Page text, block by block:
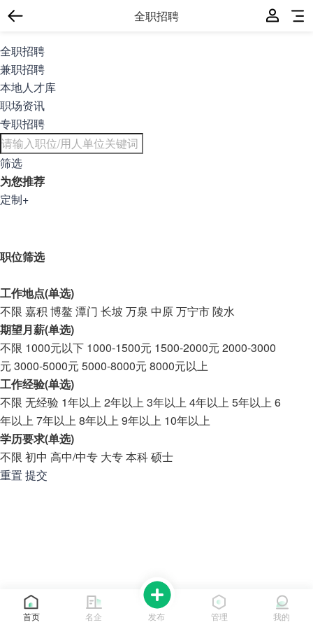
全职招聘
全职招聘
兼职招聘
本地人才库
职场资讯
专职招聘
筛选
为您推荐
定制+
首页 名企 发布 管理 我的
职位筛选
工作地点(单选)
不限 嘉积 博鳌潭门 长坡 万泉 中原万宁市陵水
期望月薪(单选)
不限 1000元以下 1000-1500元 1500-2000元 2000-3000
元 3000-5000元 5000-8000元 8000元以上
工作经验(单选)
不限 无经验 1年以上 2年以上 3年以上 4年以上 5年以上 6
年以上 7年以上 8年以上 9年以上 10年以上
学历要求(单选)
不限 初中 高中/中专 大专本科硕士
重置 提交